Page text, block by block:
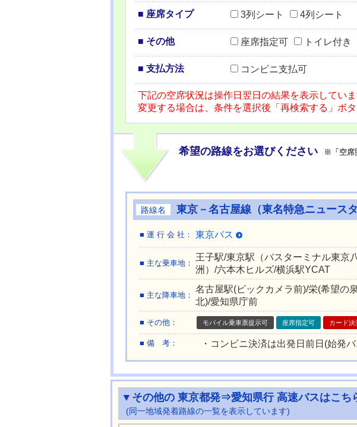
■ 座席タイプ 3列シート 4列シート
■ その他 座席指定可 トイレ付き
■ 支払方法 コンビニ支払可
下記の空席状況は操作日翌日の結果を表示していま
変更する場合は、条件を選択後「再検索する」ボタ
希望の路線をお選びください ※「空席
路線名 東京－名古屋線（東名特急ニュース
■ 運 行 会 社： 東京バス
■ 主な乗車地：
王子駅/東京駅（バスターミナル東京
洲）/六本木ヒルズ/横浜駅YCAT
■ 主な降車地：
名古屋駅(ビックカメラ前)/栄(希望の
北)/愛知県庁前
■ その他： モバイル乗車票提示可 座席指定可 カード決
■ 備 考： ・コンビニ決済は出発日前日(始発
▼その他の 東京都発⇒愛知県行 高速バスはこち
(同一地域発着路線の一覧を表示しています)